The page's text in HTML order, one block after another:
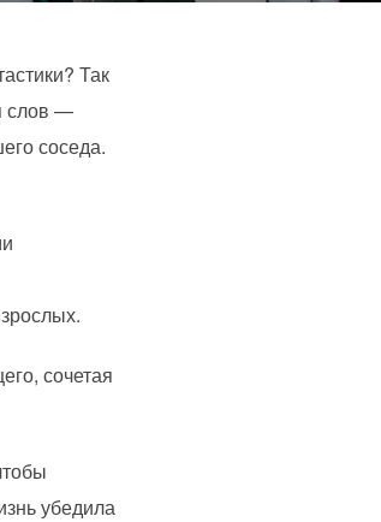
Так
слов —
соседа.
сочетая
убедила